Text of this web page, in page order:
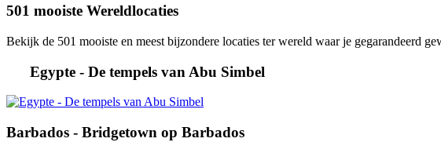
501 mooiste Wereldlocaties
Bekijk de 501 mooiste en meest bijzondere locaties ter wereld waar je gegarandeerd
Egypte - De tempels van Abu Simbel
Barbados - Bridgetown op Barbados